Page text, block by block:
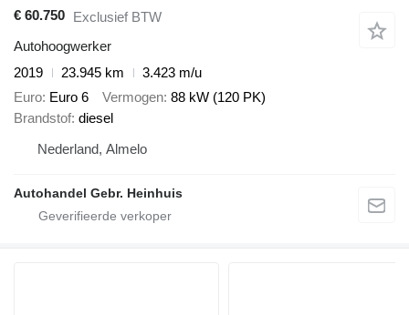
€ 60.750 Exclusief BTW
Autohoogwerker
2019
23.945 km
3.423 m/u
Euro Euro 6 Vermogen 88 kW (120 PK)
Brandstof diesel
Nederland, Almelo
Autohandel Gebr. Heinhuis